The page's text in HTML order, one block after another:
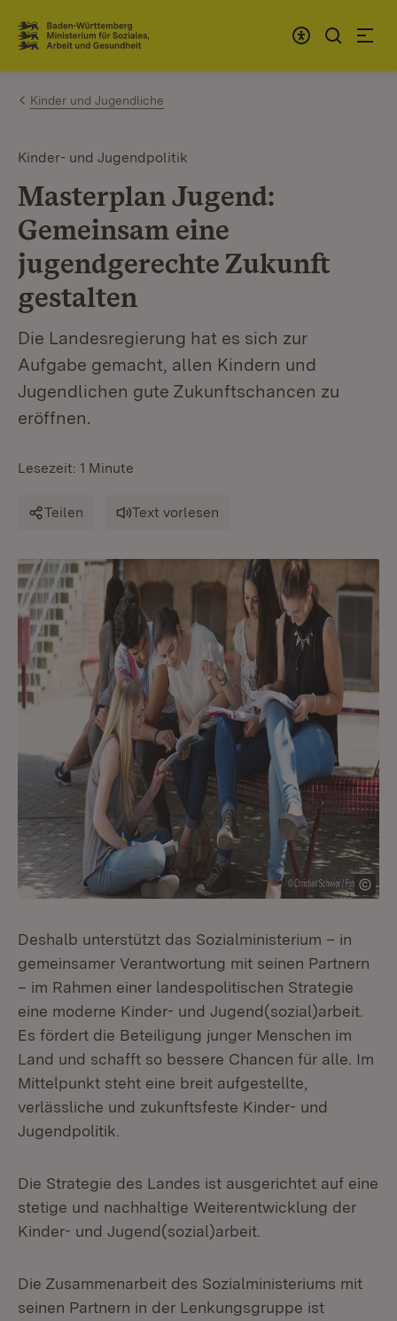
Zum Inhalt springen
Link zur Startseite
Kinder und Jugendliche
Kinder- und Jugendpolitik
Masterplan Jugend:
Gemeinsam eine
jugendgerechte Zukunft
gestalten
Die Landesregierung hat es sich zur
Aufgabe gemacht, allen Kindern und
Jugendlichen gute Zukunftschancen zu
eröffnen.
Lesezeit: 1 Minute
Teilen Text vorlesen
Deshalb unterstützt das Sozialministerium – in
gemeinsamer Verantwortung mit seinen Partnern
– im Rahmen einer landespolitischen Strategie
eine moderne Kinder- und Jugend(sozial)arbeit.
Es fördert die Beteiligung junger Menschen im
Land und schafft so bessere Chancen für alle. Im
Mittelpunkt steht eine breit aufgestellte,
verlässliche und zukunftsfeste Kinder- und
Jugendpolitik.
Die Strategie des Landes ist ausgerichtet auf eine
stetige und nachhaltige Weiterentwicklung der
Kinder- und Jugend(sozial)arbeit.
Die Zusammenarbeit des Sozialministeriums mit
seinen Partnern in der Lenkungsgruppe ist